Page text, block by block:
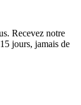
Recevez notre
jours, jamais de